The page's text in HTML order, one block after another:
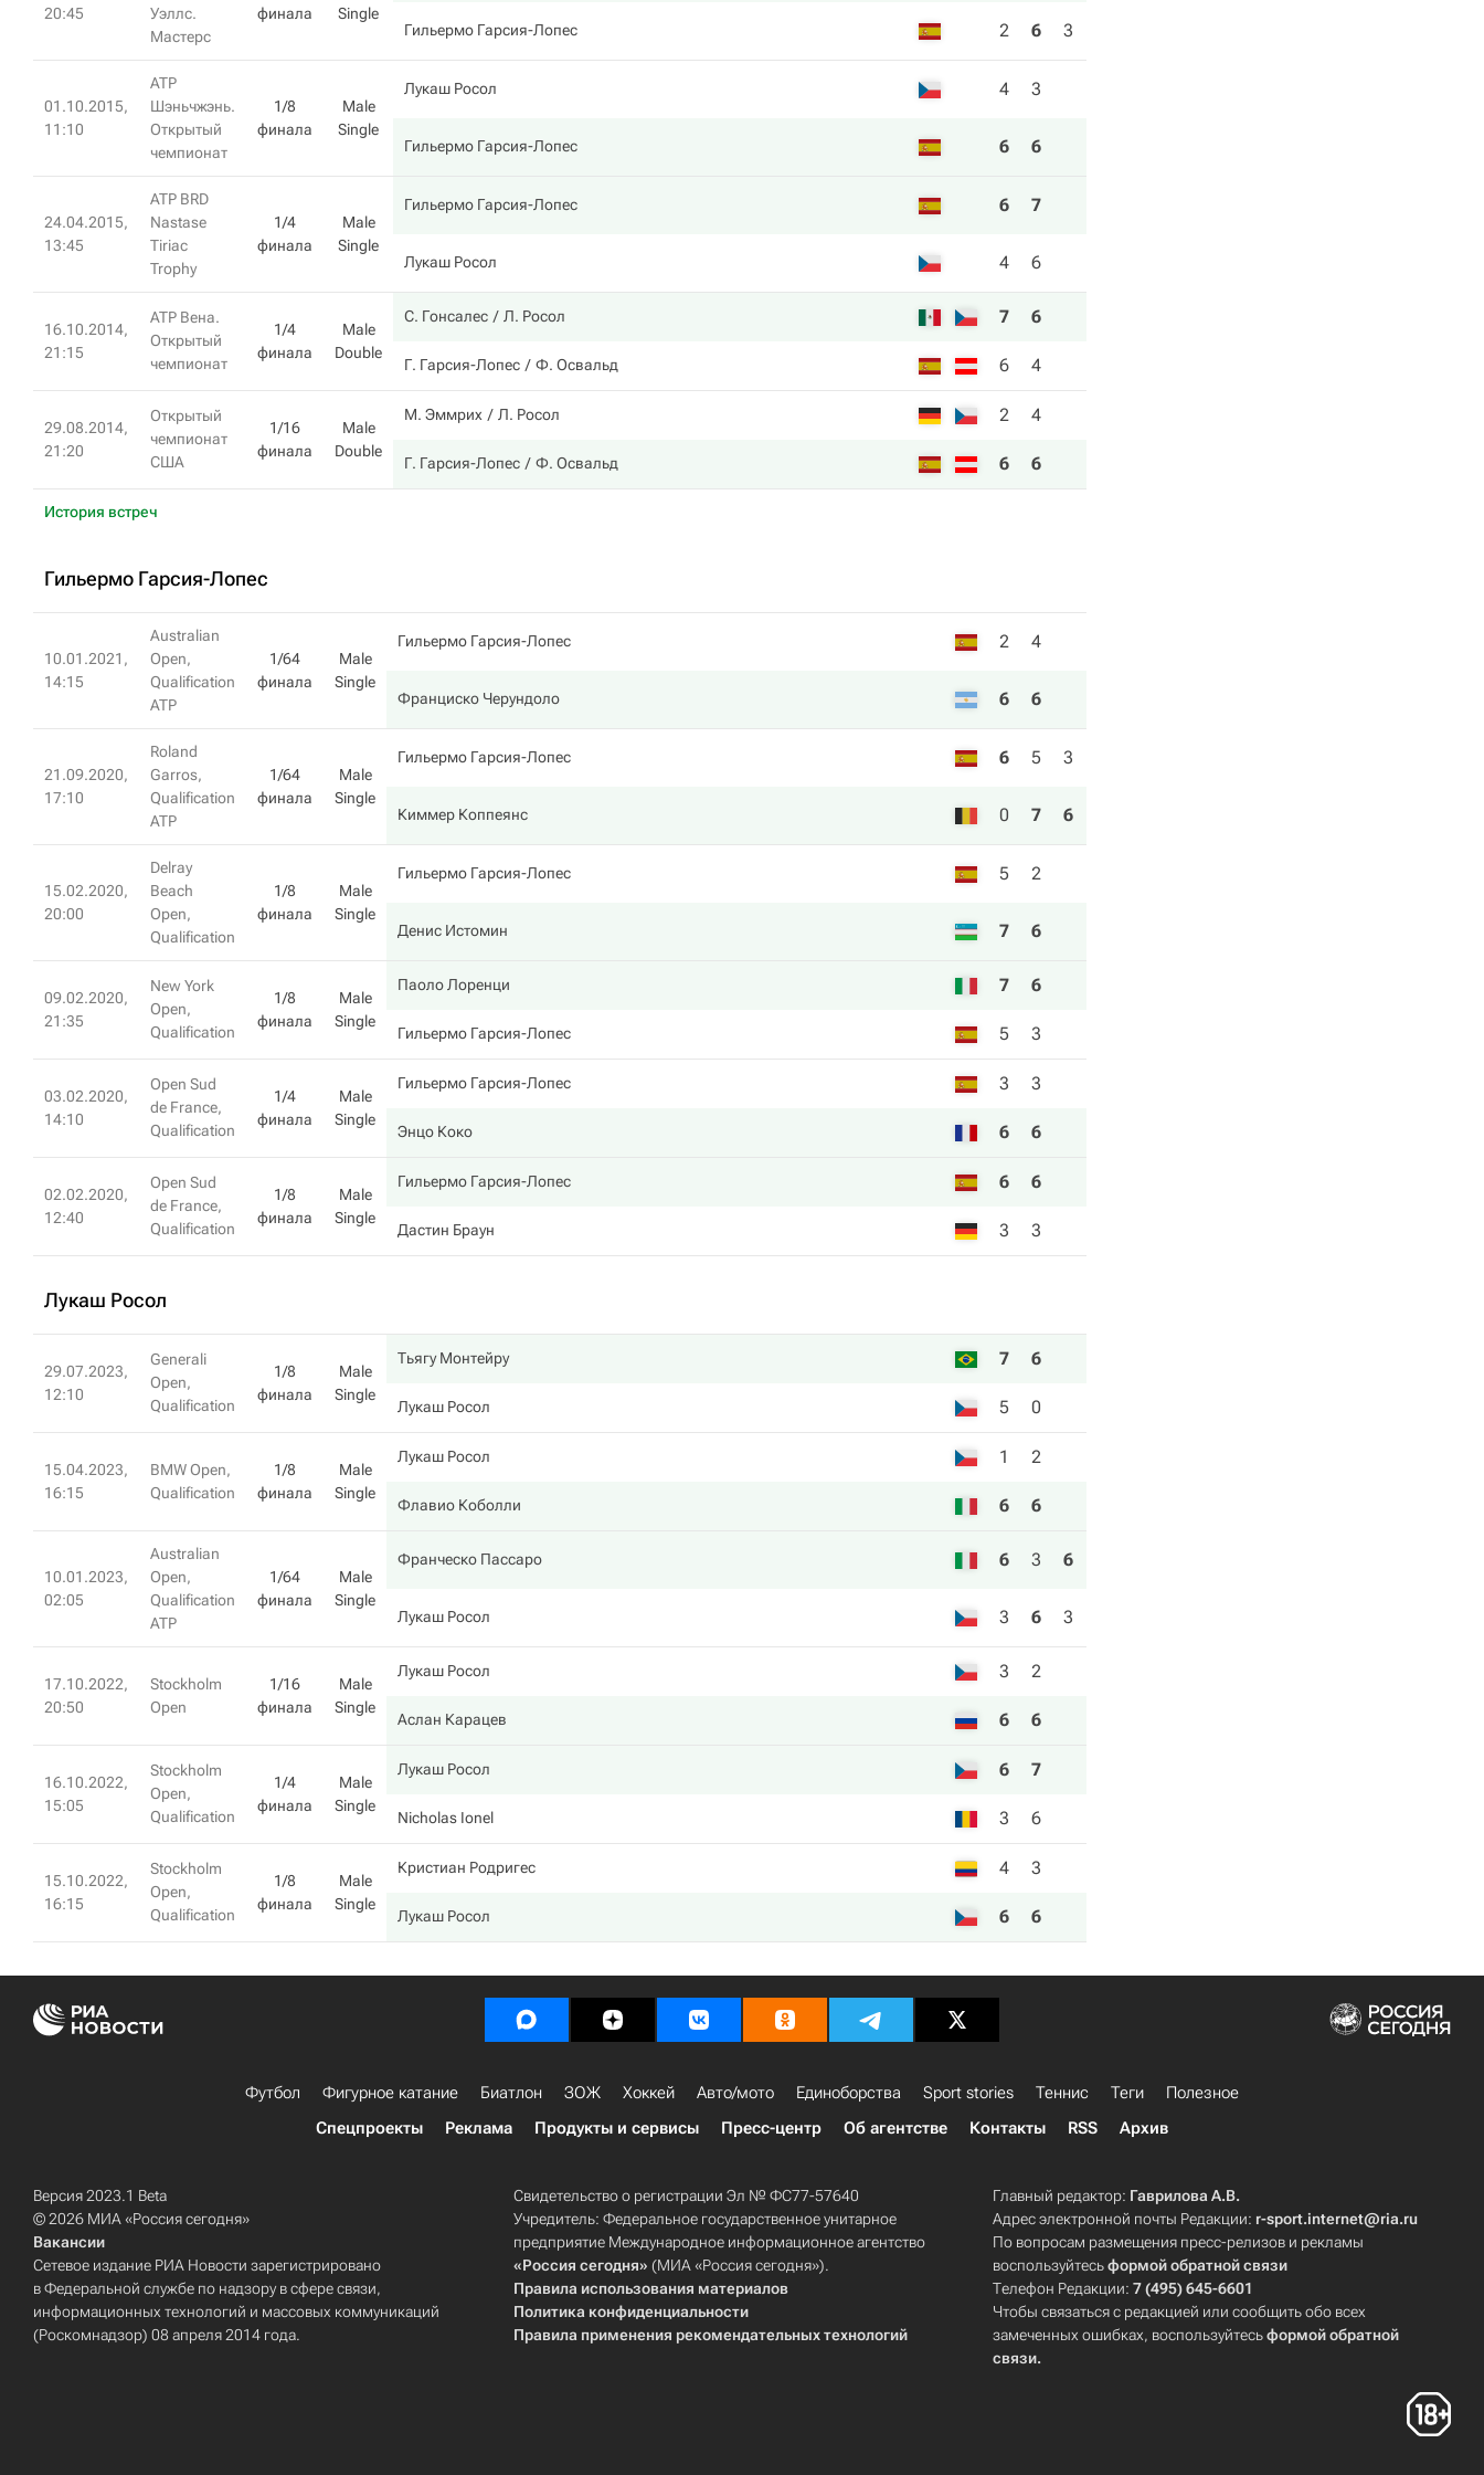
20:45
Уэллс.
Мастерс
финала
Single
Гильермо Гарсия-Лопес 2 6 3
01.10.2015,
11:10
ATP
Шэньчжэнь.
Открытый
чемпионат
1/8
финала
Male
Single
Лукаш Росол 4 3
Гильермо Гарсия-Лопес 6 6
24.04.2015,
13:45
ATP BRD
Nastase
Tiriac
Trophy
1/4
финала
Male
Single
Гильермо Гарсия-Лопес 6 7
Лукаш Росол 4 6
16.10.2014,
21:15
ATP Вена.
Открытый
чемпионат
1/4
финала
Male
Double
С. Гонсалес Л. Росол 7 6
Г. Гарсия-Лопес Ф. Освальд 6 4
29.08.2014,
21:20
Открытый
чемпионат
США
1/16
финала
Male
Double
М. Эммрих Л. Росол 2 4
Г. Гарсия-Лопес Ф. Освальд 6 6
История встреч
Гильермо Гарсия-Лопес
10.01.2021,
14:15
Australian
Open,
Qualification
ATP
1/64
финала
Male
Single
Гильермо Гарсия-Лопес 2 4
Франциско Черундоло 6 6
21.09.2020,
17:10
Roland
Garros,
Qualification
ATP
1/64
финала
Male
Single
Гильермо Гарсия-Лопес 6 5 3
Киммер Коппеянс 0 7 6
15.02.2020,
20:00
Delray
Beach
Open,
Qualification
1/8
финала
Male
Single
Гильермо Гарсия-Лопес 5 2
Денис Истомин 7 6
09.02.2020,
21:35
New York
Open,
Qualification
1/8
финала
Male
Single
Паоло Лоренци 7 6
Гильермо Гарсия-Лопес 5 3
03.02.2020,
14:10
Open Sud
de France,
Qualification
1/4
финала
Male
Single
Гильермо Гарсия-Лопес 3 3
Энцо Коко 6 6
02.02.2020,
12:40
Open Sud
de France,
Qualification
1/8
финала
Male
Single
Гильермо Гарсия-Лопес 6 6
Дастин Браун 3 3
Лукаш Росол
29.07.2023,
12:10
Generali
Open,
Qualification
1/8
финала
Male
Single
Тьягу Монтейру 7 6
Лукаш Росол 5 0
15.04.2023,
16:15
BMW Open,
Qualification
1/8
финала
Male
Single
Лукаш Росол 1 2
Флавио Коболли 6 6
10.01.2023,
02:05
Australian
Open,
Qualification
ATP
1/64
финала
Male
Single
Франческо Пассаро 6 3 6
Лукаш Росол 3 6 3
17.10.2022,
20:50
Stockholm
Open
1/16
финала
Male
Single
Лукаш Росол 3 2
Аслан Карацев 6 6
16.10.2022,
15:05
Stockholm
Open,
Qualification
1/4
финала
Male
Single
Лукаш Росол 6 7
Nicholas Ionel 3 6
15.10.2022,
16:15
Stockholm
Open,
Qualification
1/8
финала
Male
Single
Кристиан Родригес 4 3
Лукаш Росол 6 6
Футбол Фигурное катание Биатлон ЗОЖ Хоккей Авто/мото Единоборства Sport stories Теннис Теги
Полезное
Спецпроекты
Реклама Продукты и сервисы Пресс-центр Об агентстве Контакты RSS Архив
Версия 2023.1 Beta
© 2026 МИА «Россия сегодня»
Вакансии
Сетевое издание РИА Новости зарегистрировано
в Федеральной службе по надзору в сфере связи,
информационных технологий и массовых коммуникаций
(Роскомнадзор) 08 апреля 2014 года.
Свидетельство о регистрации Эл № ФС77-57640
Учредитель: Федеральное государственное унитарное
предприятие Международное информационное агентство
«Россия сегодня» (МИА «Россия сегодня»).
Правила использования материалов
Политика конфиденциальности
Правила применения рекомендательных технологий
Главный редактор: Гаврилова А.В.
Адрес электронной почты Редакции: r-sport.internet@ria.ru
По вопросам размещения пресс-релизов и рекламы
воспользуйтесьформой обратной связи
Телефон Редакции:7 (495) 645-6601
Чтобы связаться с редакцией или сообщить обо всех
замеченных ошибках, воспользуйтесьформой обратной
связи.